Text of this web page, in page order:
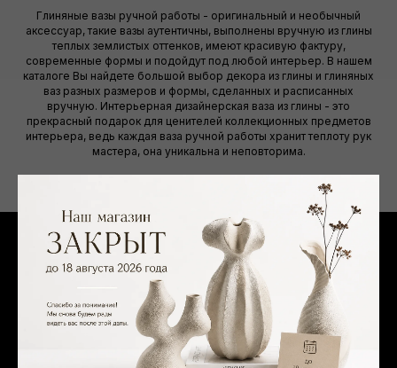
Глиняные вазы ручной работы - оригинальный и необычный
аксессуар, такие вазы аутентичны, выполнены вручную из глины
теплых землистых оттенков, имеют красивую фактуру,
современные формы и подойдут под любой интерьер. В нашем
каталоге Вы найдете большой выбор декора из глины и глиняных
ваз разных размеров и формы, сделанных и расписанных
вручную. Интерьерная дизайнерская ваза из глины - это
прекрасный подарок для ценителей коллекционных предметов
интерьера, ведь каждая ваза ручной работы хранит теплоту рук
мастера, она уникальна и неповторима.
О КОМПАНИИ
ИП Захаров Максим
Вячеславович
ОГРНИП: 325774600164716
КОНТАКТЫ
Тел.: +7 (499) 495-10-28
WhatsApp:+7 (903) 101-25-
66